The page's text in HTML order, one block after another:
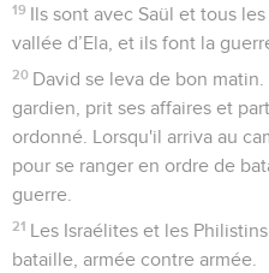
19 Ils sont avec Saül et tous
vallée d’Ela, et ils font la
20 David se leva de bon
gardien, prit ses affaires et
ordonné. Lorsqu'il arriva au
pour se ranger en ordre de
guerre.
21 Les Israélites et les
bataille, armée contre armée.